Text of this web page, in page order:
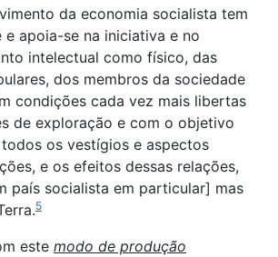
da economia socialista tem
apoia-se na iniciativa e no
intelectual como físico, das
dos membros da sociedade
condições cada vez mais libertas
de exploração e com o objetivo
os vestígios e aspectos
e os efeitos dessas relações,
país socialista em particular] mas
5
este modo de produção